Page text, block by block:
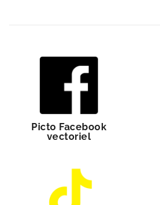
Picto Facebook
vectoriel